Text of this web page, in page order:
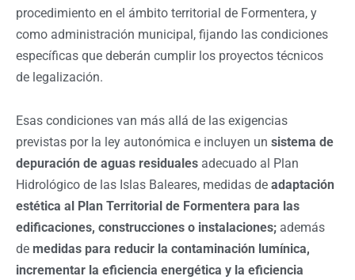
procedimiento en el ámbito territorial de Formentera, y
como administración municipal, fijando las condiciones
específicas que deberán cumplir los proyectos técnicos
de legalización.
Esas condiciones van más allá de las exigencias
previstas por la ley autonómica e incluyen un sistema de
depuración de aguas residuales adecuado al Plan
Hidrológico de las Islas Baleares, medidas de adaptación
estética al Plan Territorial de Formentera para las
edificaciones, construcciones o instalaciones; además
de medidas para reducir la contaminación lumínica,
incrementar la eficiencia energética y la eficiencia